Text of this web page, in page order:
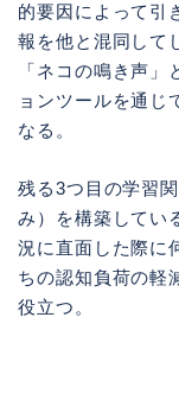
的要因によって引
報を他と混同して
「ネコの鳴き声
ョンツールを通じ
なる。
残る3つ目の学習
み）を構築してい
況に直面した際に
ちの認知負荷の軽
役立つ。